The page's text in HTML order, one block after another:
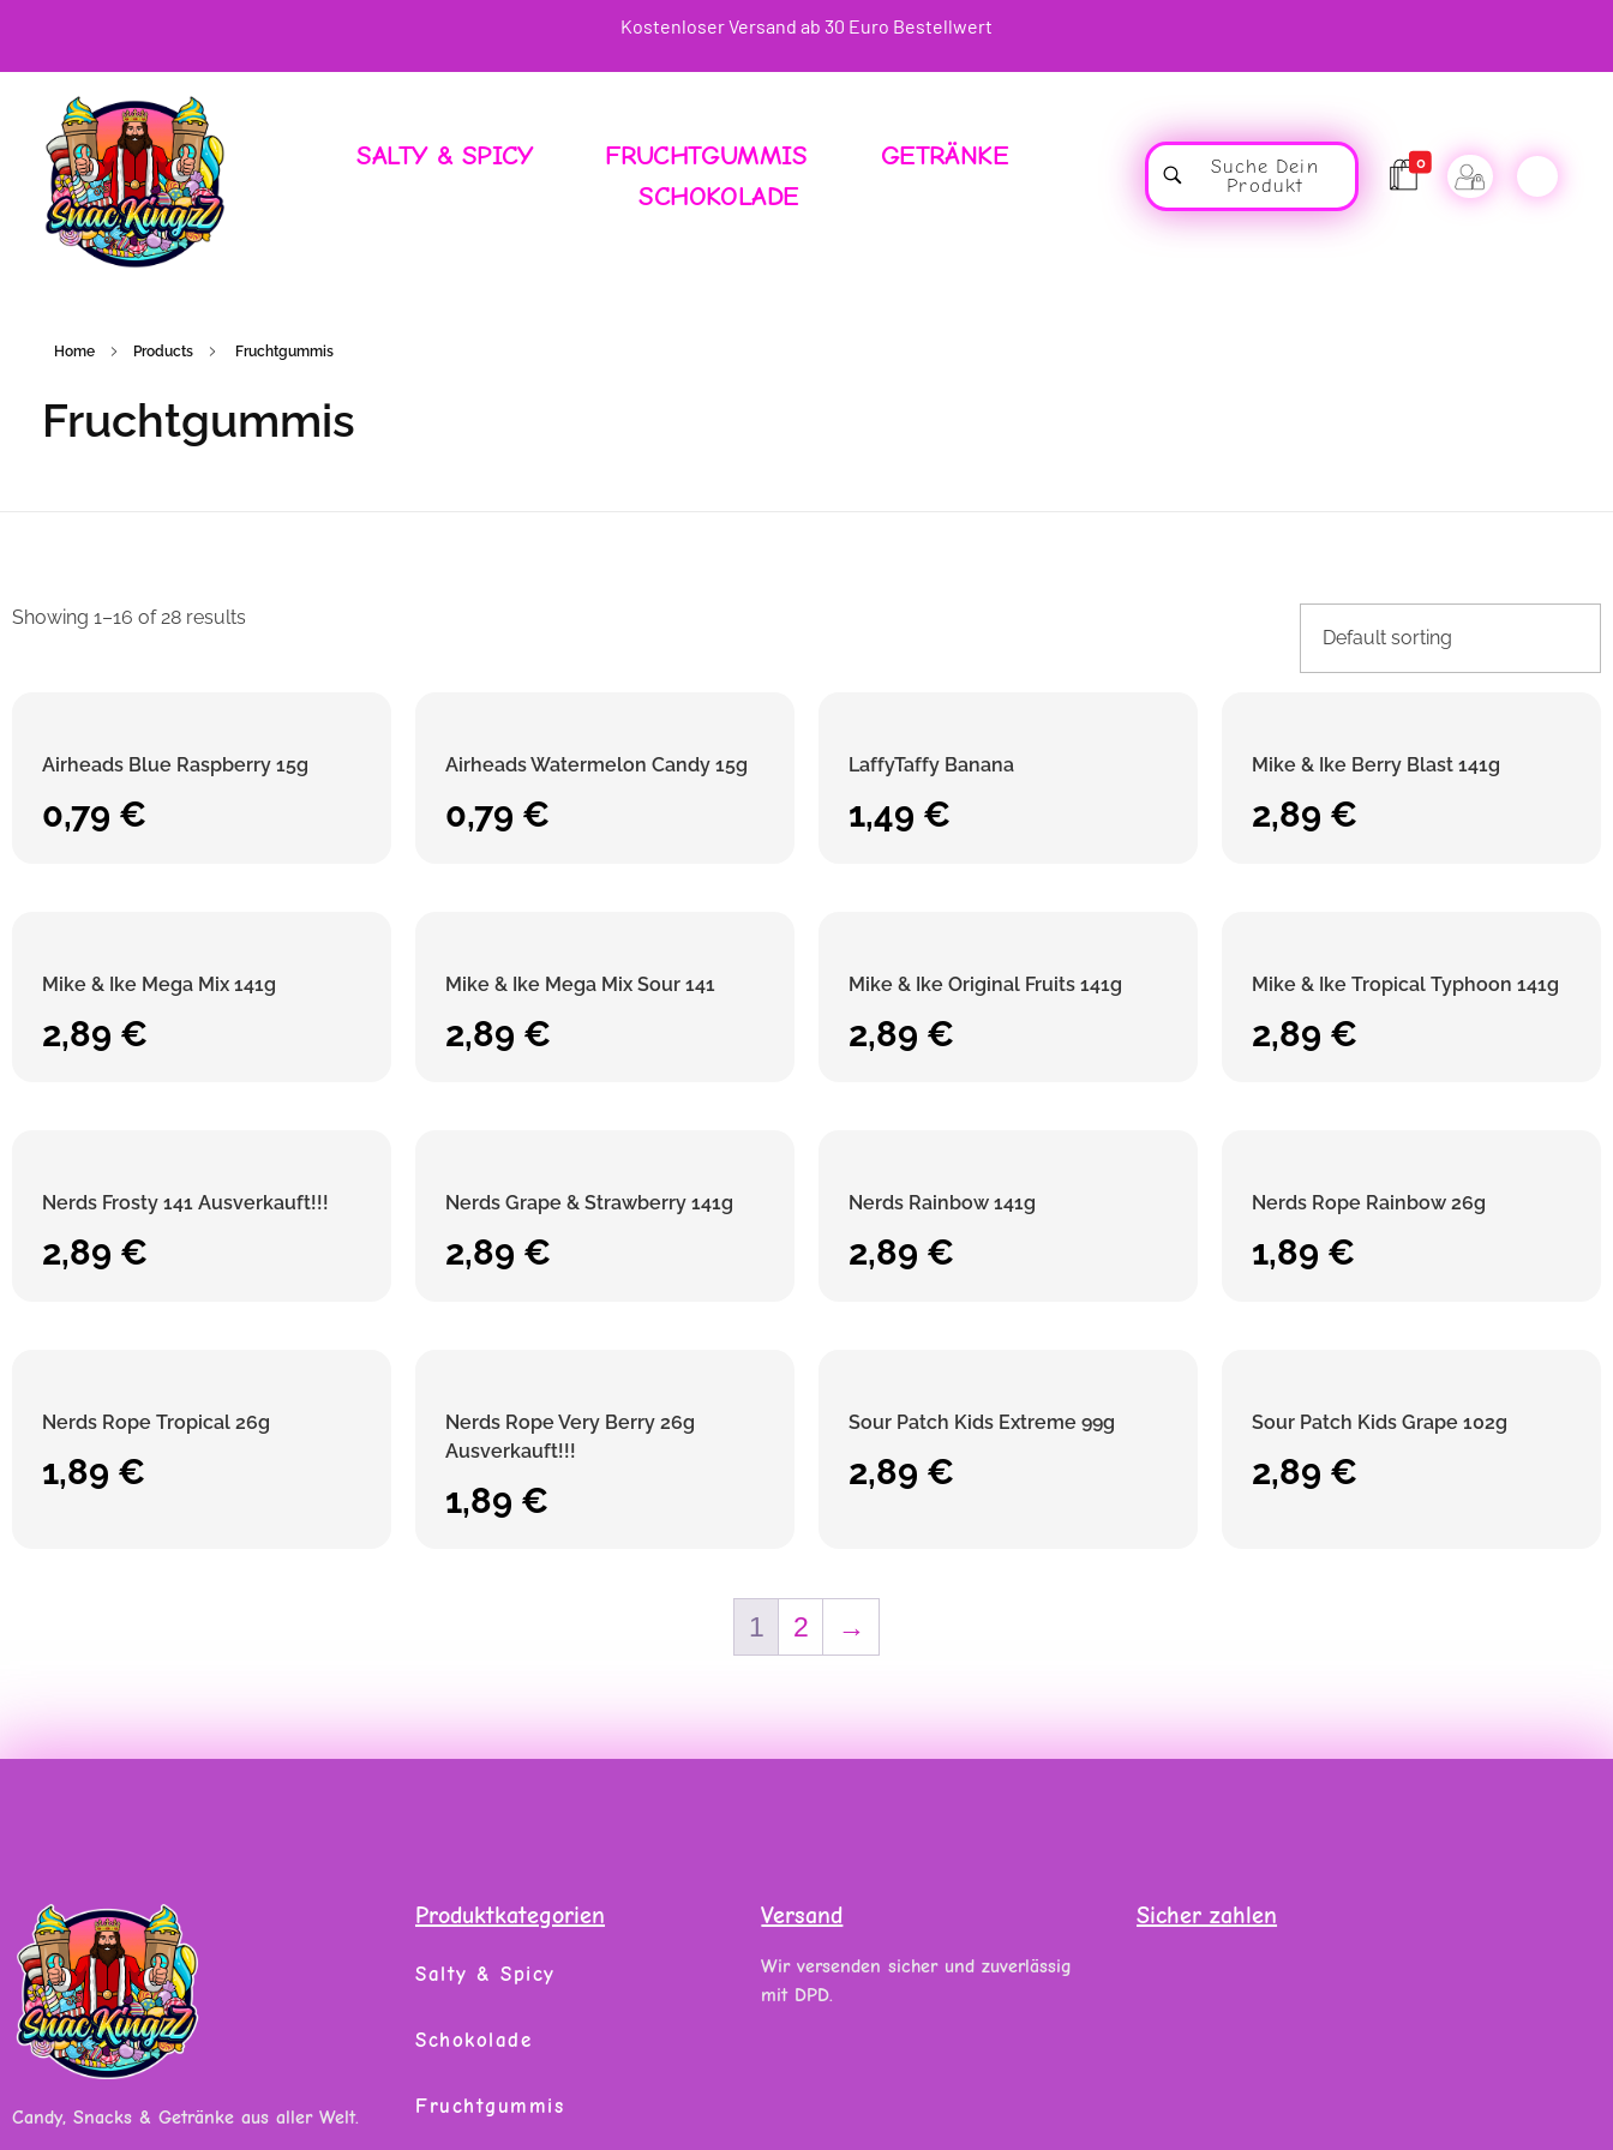
Kostenloser Versand ab 30 Euro Bestellwert
SALTY & SPICY FRUCHTGUMMIS
GETRÄNKE
SCHOKOLADE
Suche Dein
Produkt
0
Home Products Fruchtgummis
Fruchtgummis
Showing 1–16 of 28 results
Airheads Blue Raspberry 15g
0,79 €
Airheads Watermelon Candy 15g
0,79 €
LaffyTaffy Banana
1,49 €
Mike & Ike Berry Blast 141g
2,89 €
Mike & Ike Mega Mix 141g
2,89 €
Mike & Ike Mega Mix Sour 141
2,89 €
Mike & Ike Original Fruits 141g
2,89 €
Mike & Ike Tropical Typhoon 141g
2,89 €
Nerds Frosty 141 Ausverkauft!!!
2,89 €
Nerds Grape & Strawberry 141g
2,89 €
Nerds Rainbow 141g
2,89 €
Nerds Rope Rainbow 26g
1,89 €
Nerds Rope Tropical 26g
1,89 €
Nerds Rope Very Berry 26g
Ausverkauft!!!
1,89 €
Sour Patch Kids Extreme 99g
2,89 €
Sour Patch Kids Grape 102g
2,89 €
1 2 →
Candy, Snacks & Getränke aus aller Welt.
Produktkategorien
Salty & Spicy
Schokolade
Fruchtgummis
Versand
Wir versenden sicher und zuverlässig
mit DPD.
Sicher zahlen